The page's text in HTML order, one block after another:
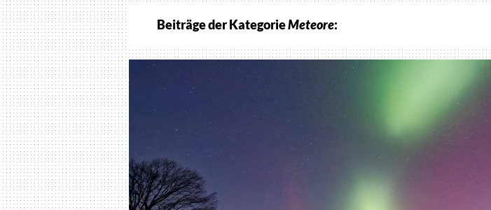
Beiträge der KategorieMeteore: